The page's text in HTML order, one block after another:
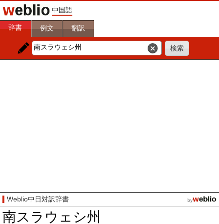
中国語
辞書 例文 翻訳
Weblio中日対訳辞書
南スラウェシ州